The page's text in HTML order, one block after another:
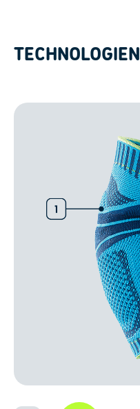
TECHNOLOGIEN